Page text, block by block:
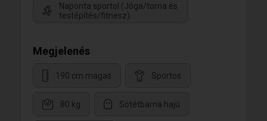
Naponta sportol (Jóga/torna és
testépítés/fitnesz)
Megjelenés
190 cm magas Sportos
80 kg Sötétbarna hajú